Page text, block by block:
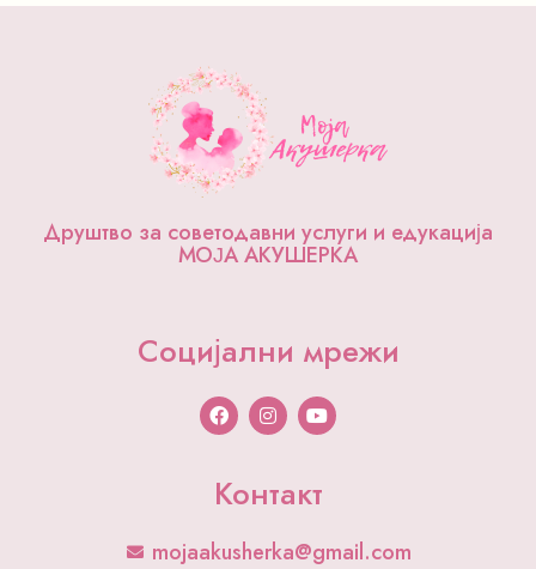
Друштво за советодавни услуги и едукација
МОЈА АКУШЕРКА
Социјални мрежи
F
a
c
b
o
I
n
s
g
a
m
Y
o
u
b
Контакт
mojaakusherka@gmail.com